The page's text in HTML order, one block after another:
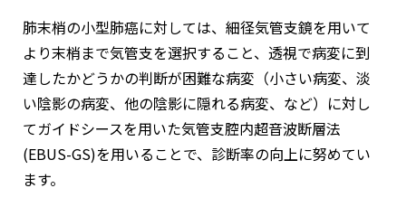
肺末梢の小型肺癌に対しては、細径気管支鏡を用いて
より末梢まで気管支を選択すること、透視で病変に到
達したかどうかの判断が困難な病変（小さい病変、淡
い陰影の病変、他の陰影に隠れる病変、など）に対し
てガイドシースを用いた気管支腔内超音波断層法
(EBUS-GS)を用いることで、診断率の向上に努めてい
ます。